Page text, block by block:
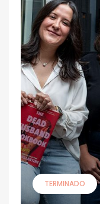
TERMINADO